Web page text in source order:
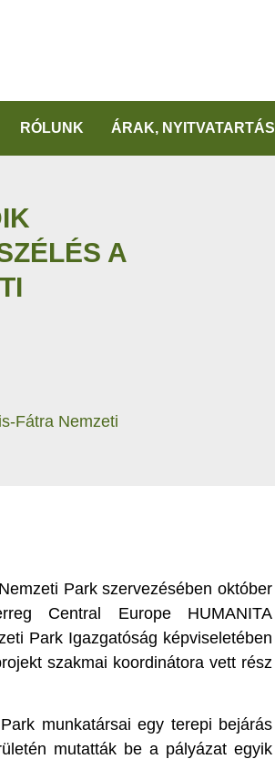
RÓLUNK ÁRAK, NYITVATARTÁS
A
Fátra Nemzeti
Park szervezésében október
Central Europe HUMANITA
Park Igazgatóság képviseletében
szakmai koordinátora vett rész
munkatársai egy terepi bejárás
mutatták be a pályázat egyik